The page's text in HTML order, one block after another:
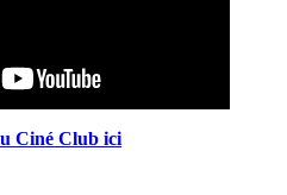
Ciné Club ici